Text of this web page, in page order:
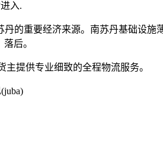
入.
的重要经济来源。南苏丹基础设
后。
提供专业细致的全程物流服务。